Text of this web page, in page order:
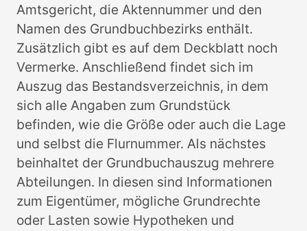
Amtsgericht, die Aktennummer und den
Namen des Grundbuchbezirks enthält.
Zusätzlich gibt es auf dem Deckblatt noch
Vermerke. Anschließend findet sich im
Auszug das Bestandsverzeichnis, in dem
sich alle Angaben zum Grundstück
befinden, wie die Größe oder auch die Lage
und selbst die Flurnummer. Als nächstes
beinhaltet der Grundbuchauszug mehrere
Abteilungen. In diesen sind Informationen
zum Eigentümer, mögliche Grundrechte
oder Lasten sowie Hypotheken und